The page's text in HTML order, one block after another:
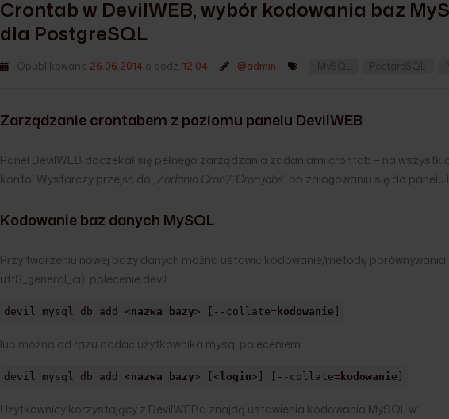
Crontab w DevilWEB, wybór kodowania baz
dla PostgreSQL
Opublikowano 26.06.2014o godz. 12:04 @admin MySQL PostgreSQL
Zarządzanie crontabem z poziomu panelu DevilWEB
Panel DevilWEB doczekał się pełnego zarządzania zadaniami crontab – na
konto. Wystarczy przejść do „Zadania Cron”/”Cron jobs” po zalogowaniu się do panelu
Kodowanie baz danych MySQL
Przy tworzeniu nowej bazy danych można ustawić kodowanie/metodę porównywania
utf8_general_ci), polecenie devil:
devil mysql db add <nazwa_bazy> [--collate= kodowanie ]
lub można od razu dodać użytkownika mysql poleceniem:
devil mysql db add <nazwa_bazy> [<login>] [--collate= kodowanie ]
Użytkownicy korzystający z DevilWEBa znajdą ustawienia kodowania MySQL w: